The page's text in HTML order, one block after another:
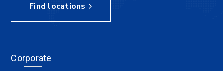
Find locations
Corporate